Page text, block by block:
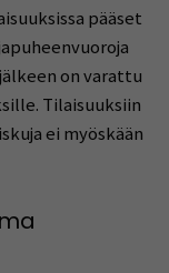
pääset
on varattu
Tilaisuuksiin
ei myöskään